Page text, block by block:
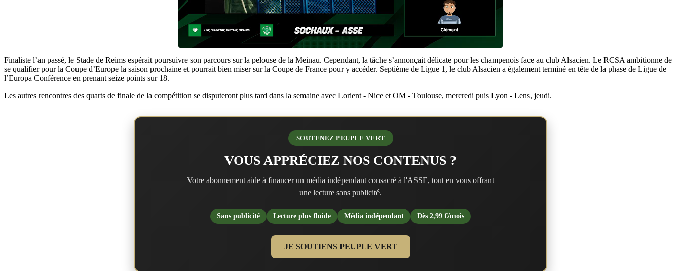
Finaliste l’an passé, le Stade de Reims espérait poursuivre son parcours sur la pelouse de la Meinau. Cependant, la tâche s’annonçait délicate pour les champenois face au club Alsacien. Le RCSA ambitionne de
se qualifier pour la Coupe d’Europe la saison prochaine et pourrait bien miser sur la Coupe de France pour y accéder. Septième de Ligue 1, le club Alsacien a également terminé en tête de la phase de Ligue de
l’Europa Conférence en prenant seize points sur 18.
Les autres rencontres des quarts de finale de la compétition se disputeront plus tard dans la semaine avec Lorient - Nice et OM - Toulouse, mercredi puis Lyon - Lens, jeudi.
SOUTENEZ PEUPLE VERT
VOUS APPRÉCIEZ NOS CONTENUS ?
Votre abonnement aide à financer un média indépendant consacré à l'ASSE, tout en vous offrant
une lecture sans publicité.
Sans publicité Lecture plus fluide Média indépendant Dès 2,99 €/mois
JE SOUTIENS PEUPLE VERT